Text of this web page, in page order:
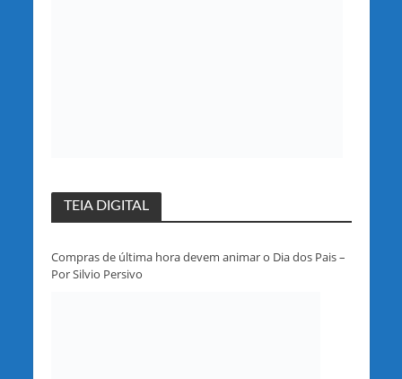
TEIA DIGITAL
Compras de última hora devem animar o Dia dos Pais –
Por Silvio Persivo